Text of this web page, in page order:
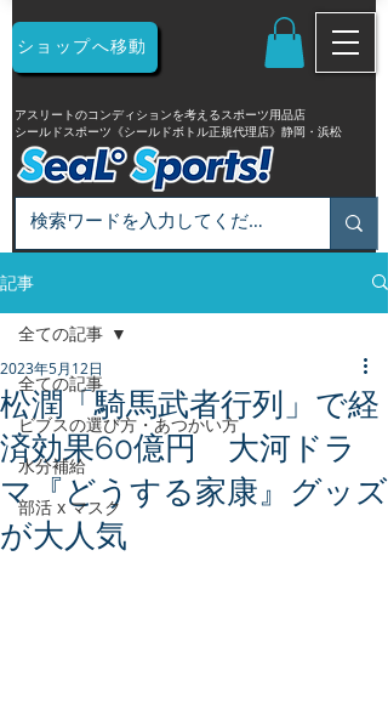
アスリートのコンディションを考えるスポーツ用品店
シールドスポーツ《シールドボトル正規代理店》静岡・浜松
ショップへ移動
記事
全ての記事
ビブスの選び方・あつかい方
水分補給
部活 x マスク
全ての記事
松潤「騎馬武者行列」で経
済効果60億円 大河ドラ
マ『どうする家康』グッズ
が大人気
2023年5月12日